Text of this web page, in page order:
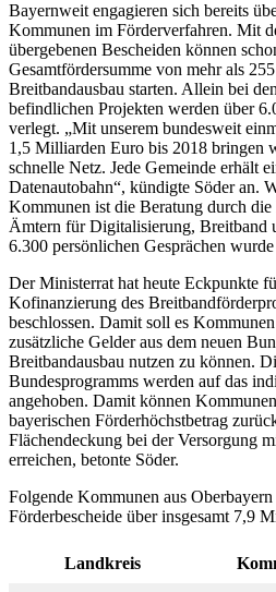
Bayernweit engagieren sich bereits
Kommunen im Förderverfahren. Mit
übergebenen Bescheiden können
Gesamtfördersumme von mehr als
Breitbandausbau starten. Allein bei
befindlichen Projekten werden über
verlegt. „Mit unserem bundesweit
1,5 Milliarden Euro bis 2018 bringen
schnelle Netz. Jede Gemeinde erhält
Datenautobahn“, kündigte Söder an.
Kommunen ist die Beratung durch die
Ämtern für Digitalisierung, Breitband
6.300 persönlichen Gesprächen
Der Ministerrat hat heute Eckpunkte
Kofinanzierung des
beschlossen. Damit soll es
zusätzliche Gelder aus dem neuen
Breitbandausbau nutzen zu können.
Bundesprogramms werden auf das
angehoben. Damit können
bayerischen Förderhöchstbetrag
Flächendeckung bei der Versorgung
erreichen, betonte Söder.
Folgende Kommunen aus
Förderbescheide über insgesamt 7,9
Landkreis